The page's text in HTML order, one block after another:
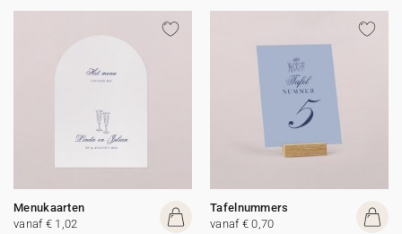
Menukaarten
vanaf € 1,02
Tafelnummers
vanaf € 0,70